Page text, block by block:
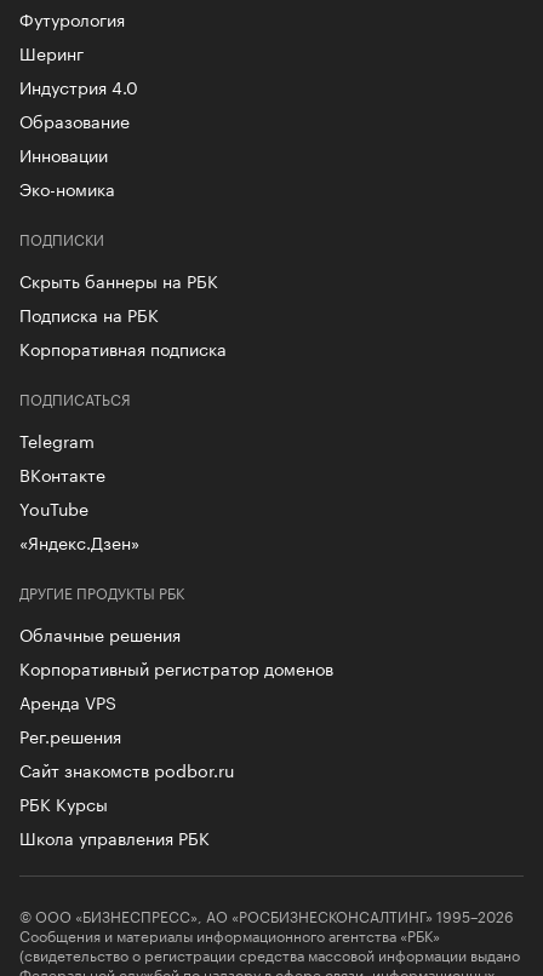
Футурология
Шеринг
Индустрия 4.0
Образование
Инновации
Эко-номика
ПОДПИСКИ
Скрыть баннеры на РБК
Подписка на РБК
Корпоративная подписка
ДРУГИЕ ПРОДУКТЫ РБК
Облачные решения
Корпоративный регистратор доменов
Аренда VPS
Рег.решения
Сайт знакомств podbor.ru
РБК Курсы
Школа управления РБК
ПОДПИСАТЬСЯ
Telegram
ВКонтакте
YouTube
«Яндекс.Дзен»
© ООО «БИЗНЕСПРЕСС», АО «РОСБИЗНЕСКОНСАЛТИНГ» 1995–2026
Сообщения и материалы информационного агентства «РБК»
(свидетельство о регистрации средства массовой информации выдано